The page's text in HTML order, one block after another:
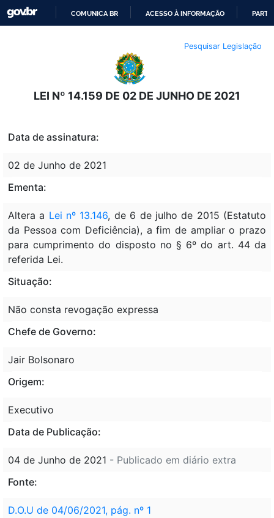
O
CONTEÚDO
COMUNICA BR ACESSO À INFORMAÇÃO
Pesquisar Legislação
LEI Nº 14.159 DE 02 DE JUNHO DE 2021
Data de assinatura:
02 de Junho de 2021
Ementa:
Altera a Lei nº 13.146, de 6 de julho de 2015 (Estatuto
da Pessoa com Deficiência), a fim de ampliar o prazo
para cumprimento do disposto no § 6º do art. 44 da
referida Lei.
Situação:
Não consta revogação expressa
Chefe de Governo:
Jair Bolsonaro
Origem:
Executivo
Data de Publicação:
04 de Junho de 2021 - Publicado em diário extra
Fonte:
D.O.U de 04/06/2021, pág. nº 1